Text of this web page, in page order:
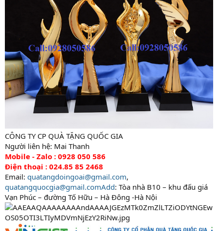
CÔNG TY CP QUÀ TẶNG QUỐC GIA
Người liên hệ: Mai Thanh
Mobile - Zalo : 0928 050 586
Điện thoại : 024.85 85 2468
Email: quatangdoingoai@gmail.com,
quatangquocgia@gmail.comAdd: Tòa nhà B10 – khu đấu giá
Vạn Phúc – đường Tố Hữu – Hà Đông -Hà Nội